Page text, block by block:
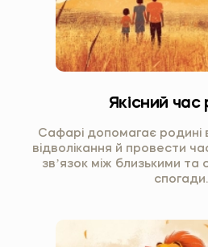
Якісний час
Сафарі допомагає родині
відволікання й провести
звʼязок між близькими та
спогади.